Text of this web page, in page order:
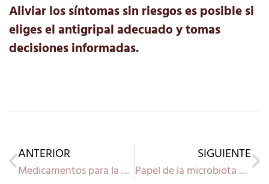
Aliviar los síntomas sin riesgos es posible si
eliges el antigripal adecuado y tomas
decisiones informadas.
ANTERIOR
Medicamentos para la gripe en embarazadas: lo que debes saber
SIGUIENTE
Papel de la microbiota en el sistema inmune